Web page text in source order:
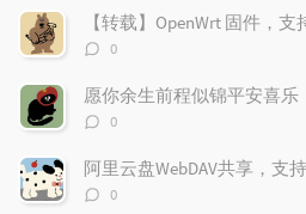
r
t
c
l
s
m
n
数：
评
数：
0
愿你余生前程似锦平安喜乐
评
数：
0
阿里云盘WebDAV共享，支
评
0